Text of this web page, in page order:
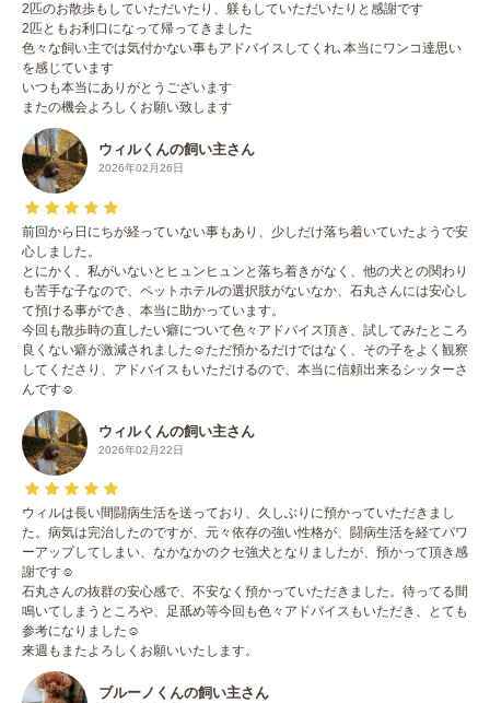
2匹のお散歩もしていただいたり、躾もしていただいたりと感謝です
2匹ともお利口になって帰ってきました
色々な飼い主では気付かない事もアドバイスしてくれ､本当にワンコ達思い
を感じています
いつも本当にありがとうございます
またの機会よろしくお願い致します
ウィルくんの飼い主さん
2026年02月26日
前回から日にちが経っていない事もあり、少しだけ落ち着いていたようで安
心しました。
とにかく、私がいないとヒュンヒュンと落ち着きがなく、他の犬との関わり
も苦手な子なので、ペットホテルの選択肢がないなか、石丸さんには安心し
て預ける事ができ、本当に助かっています。
今回も散歩時の直したい癖について色々アドバイス頂き、試してみたところ
良くない癖が激減されました☺️ただ預かるだけではなく、その子をよく観察
してくださり、アドバイスもいただけるので、本当に信頼出来るシッターさ
んです☺️
ウィルくんの飼い主さん
2026年02月22日
ウィルは長い間闘病生活を送っており、久しぶりに預かっていただきまし
た。病気は完治したのですが、元々依存の強い性格が、闘病生活を経てパワ
ーアップしてしまい、なかなかのクセ強犬となりましたが、預かって頂き感
謝です☺️
石丸さんの抜群の安心感で、不安なく預かっていただきました。待ってる間
鳴いてしまうところや、足舐め等今回も色々アドバイスもいただき、とても
参考になりました☺️
来週もまたよろしくお願いいたします。
ブルーノくんの飼い主さん